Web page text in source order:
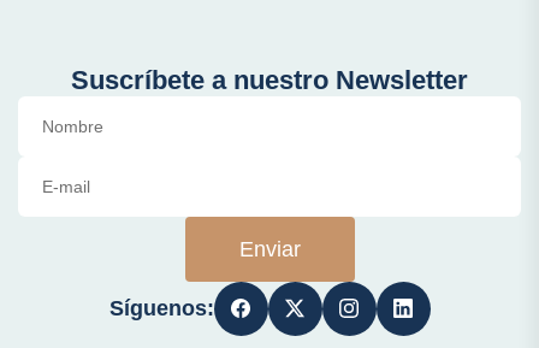
Suscríbete a nuestro Newsletter
Enviar
Síguenos: